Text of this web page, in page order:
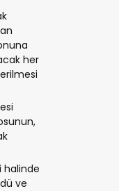
her
halinde
ve